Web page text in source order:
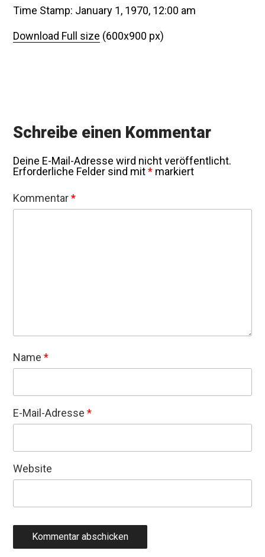
Time Stamp: January 1, 1970, 12:00 am
Download Full size (600x900 px)
Schreibe einen Kommentar
Deine E-Mail-Adresse wird nicht veröffentlicht.
Erforderliche Felder sind mit* markiert
Kommentar*
Name*
E-Mail-Adresse*
Website